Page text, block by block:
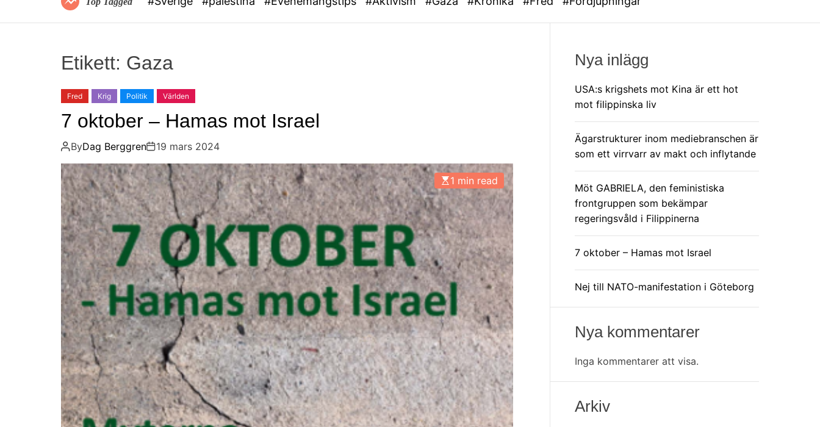
Etikett: Gaza
Fred Krig Politik Världen
7 oktober – Hamas mot Israel
ByDag Berggren 19 mars 2024
1 min read
Nya inlägg
USA:s krigshets mot Kina är ett hot
mot filippinska liv
Ägarstrukturer inom mediebranschen är
som ett virrvarr av makt och inflytande
Möt GABRIELA, den feministiska
frontgruppen som bekämpar
regeringsvåld i Filippinerna
7 oktober – Hamas mot Israel
Nej till NATO-manifestation i Göteborg
Nya kommentarer
Inga kommentarer att visa.
Arkiv